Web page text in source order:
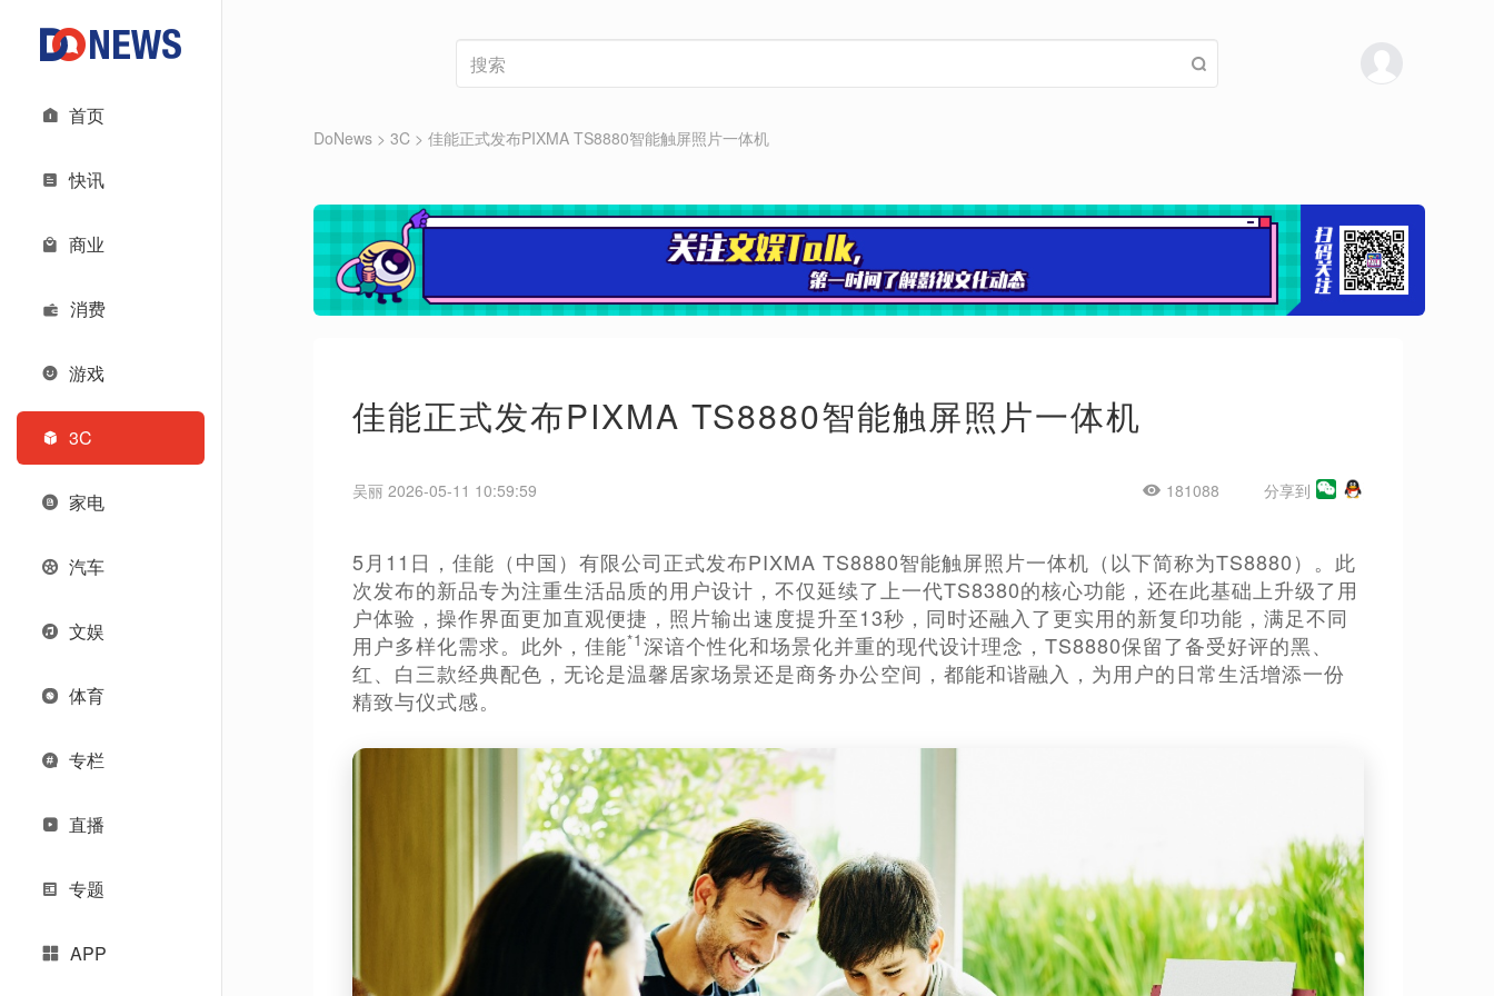
首页
快讯
商业
消费
游戏
3C
家电
汽车
文娱
体育
专栏
直播
专题
APP
DoNews > 3C > 佳能正式发布PIXMA TS8880智能触屏照片一体机
佳能正式发布PIXMA TS8880智能触屏照片一体机
吴丽 2026-05-11 10:59:59 181088 分享到
5月11日，佳能（中国）有限公司正式发布PIXMA TS8880智能触屏照片一体机（以下简称为TS8880）。此
次发布的新品专为注重生活品质的用户设计，不仅延续了上一代TS8380的核心功能，还在此基础上升级了用
户体验，操作界面更加直观便捷，照片输出速度提升至13秒，同时还融入了更实用的新复印功能，满足不同
用户多样化需求。此外，佳能*1 深谙个性化和场景化并重的现代设计理念，TS8880保留了备受好评的黑、
红、白三款经典配色，无论是温馨居家场景还是商务办公空间，都能和谐融入，为用户的日常生活增添一份
精致与仪式感。